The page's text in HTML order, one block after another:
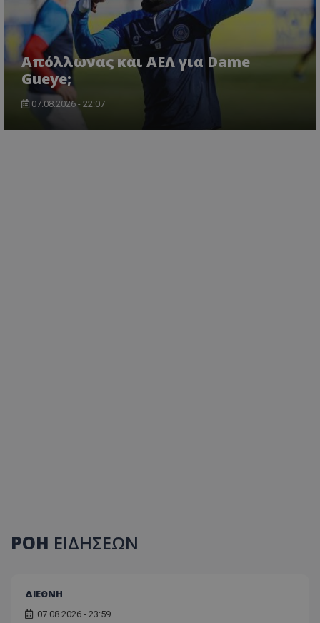
Απόλλωνας και ΑΕΛ για Dame
Gueye;
07.08.2026 - 22:07
ΡΟΗ ΕΙΔΗΣΕΩΝ
ΔΙΕΘΝΗ
07.08.2026 - 23:59